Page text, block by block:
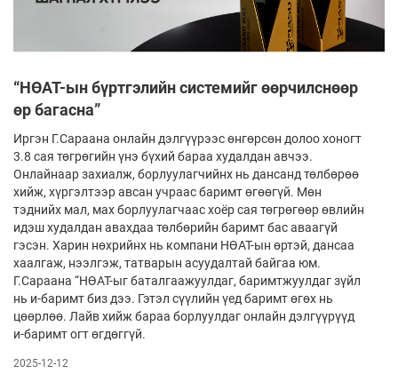
“НӨАТ-ын бүртгэлийн системийг өөрчилснөөр
өр багасна”
Иргэн Г.Сараана онлайн дэлгүүрээс өнгөрсөн долоо хоногт
3.8 сая төгрөгийн үнэ бүхий бараа худалдан авчээ.
Онлайнаар захиалж, борлуулагчийнх нь дансанд төлбөрөө
хийж, хүргэлтээр авсан учраас баримт өгөөгүй. Мөн
тэднийх мал, мах борлуулагчаас хоёр сая төгрөгөөр өвлийн
идэш худалдан авахдаа төлбөрийн баримт бас аваагүй
гэсэн. Харин нөхрийнх нь компани НӨАТ-ын өртэй, дансаа
хаалгаж, нээлгэж, татварын асуудалтай байгаа юм.
Г.Сараана “НӨАТ-ыг баталгаажуулдаг, баримтжуулдаг зүйл
нь и-баримт биз дээ. Гэтэл сүүлийн үед баримт өгөх нь
цөөрлөө. Лайв хийж бараа борлуулдаг онлайн дэлгүүрүүд
и-баримт огт өгдөггүй.
2025-12-12